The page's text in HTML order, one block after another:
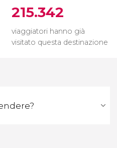
215.342
viaggiatori hanno già
visitato questa destinazione